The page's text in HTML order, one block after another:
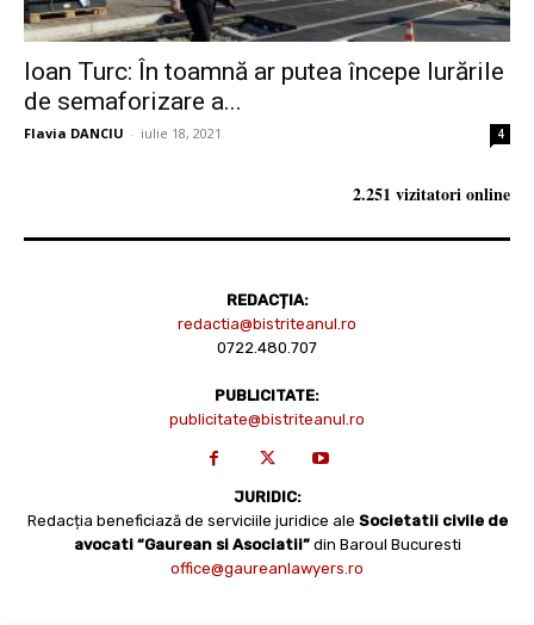
Ioan Turc: În toamnă ar putea începe lurările
de semaforizare a...
Flavia DANCIU - iulie 18, 2021 4
2.251 vizitatori online
REDACȚIA:
redactia@bistriteanul.ro
0722.480.707
PUBLICITATE:
publicitate@bistriteanul.ro
JURIDIC:
Redacția beneficiază de serviciile juridice ale Societatii civile de
avocati “Gaurean si Asociatii” din Baroul Bucuresti
office@gaureanlawyers.ro